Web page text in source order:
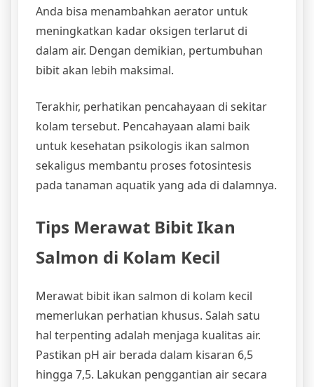
Anda bisa menambahkan aerator untuk
meningkatkan kadar oksigen terlarut di
dalam air. Dengan demikian, pertumbuhan
bibit akan lebih maksimal.
Terakhir, perhatikan pencahayaan di sekitar
kolam tersebut. Pencahayaan alami baik
untuk kesehatan psikologis ikan salmon
sekaligus membantu proses fotosintesis
pada tanaman aquatik yang ada di dalamnya.
Tips Merawat Bibit Ikan
Salmon di Kolam Kecil
Merawat bibit ikan salmon di kolam kecil
memerlukan perhatian khusus. Salah satu
hal terpenting adalah menjaga kualitas air.
Pastikan pH air berada dalam kisaran 6,5
hingga 7,5. Lakukan penggantian air secara